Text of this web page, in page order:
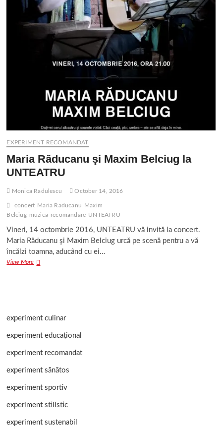
EXPERIMENT RECOMANDAT
Maria Răducanu şi Maxim Belciug la
UNTEATRU
Monica Radulescu October 14, 2016
concert Maria Raducanu Maxim
Belciug muzica recomandare UNTEATRU
Vineri, 14 octombrie 2016, UNTEATRU vă invită la concert.
Maria Răducanu şi Maxim Belciug urcă pe scenă pentru a vă
încălzi toamna, aducând cu ei…
View MoreMaria
UNTEATRU
experiment culinar
experiment educațional
experiment recomandat
experiment sănătos
experiment sportiv
experiment stilistic
experiment sustenabil